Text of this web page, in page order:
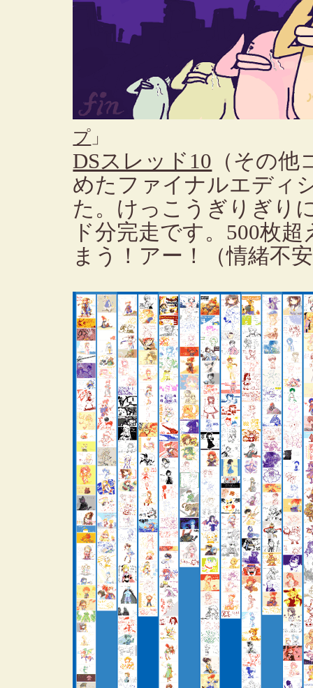
プ 」
DSスレッド10 （その
めたファイナルエディ
た。けっこうぎりぎり
ド分完走です。500枚
まう！アー！（情緒不